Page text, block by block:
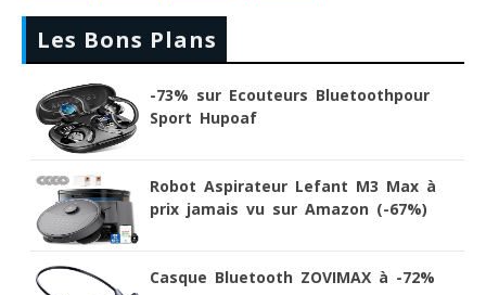
Les Bons Plans
-73% sur Ecouteurs Bluetoothpour
Sport Hupoaf
Robot Aspirateur Lefant M3 Max à
prix jamais vu sur Amazon (-67%)
Casque Bluetooth ZOVIMAX à -72%